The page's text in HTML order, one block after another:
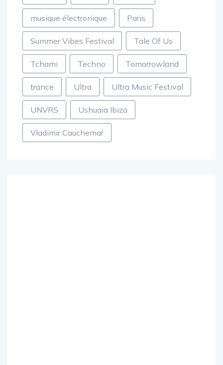
Meduza Miami Morten
musique électronique Paris
Summer Vibes Festival Tale Of Us
Tchami Techno Tomorrowland
trance Ultra Ultra Music Festival
UNVRS Ushuaia Ibiza
Vladimir Cauchemar